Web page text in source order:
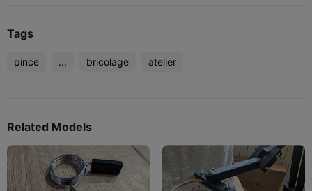
Tags
pince ... bricolage atelier
Related Models